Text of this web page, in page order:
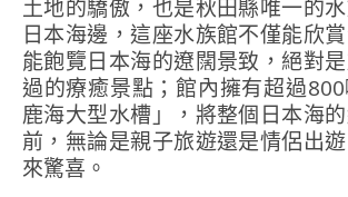
土地的驕傲，也是秋田縣唯一的
日本海邊，這座水族館不僅能欣
能飽覽日本海的遼闊景致，絕對
過的療癒景點；館內擁有超過
鹿海大型水槽」，將整個日本海
前，無論是親子旅遊還是情侶出
來驚喜。